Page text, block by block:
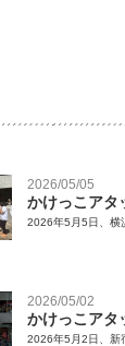
2026/05/05
かけっこアタ
2026年5月5日、横
2026/05/02
かけっこアタ
2026年5月2日、新